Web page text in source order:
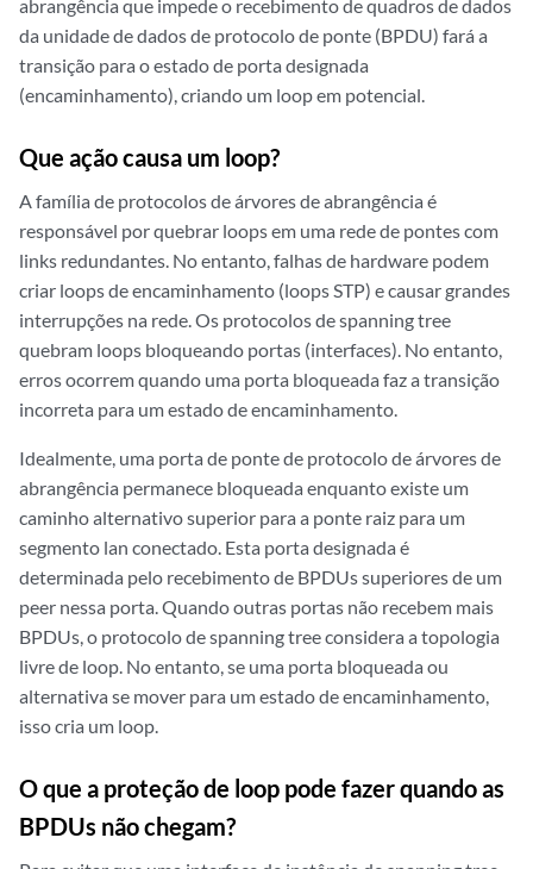
abrangência que impede o recebimento de quadros de dados
da unidade de dados de protocolo de ponte (BPDU) fará a
transição para o estado de porta designada
(encaminhamento), criando um loop em potencial.
Que ação causa um loop?
A família de protocolos de árvores de abrangência é
responsável por quebrar loops em uma rede de pontes com
links redundantes. No entanto, falhas de hardware podem
criar loops de encaminhamento (loops STP) e causar grandes
interrupções na rede. Os protocolos de spanning tree
quebram loops bloqueando portas (interfaces). No entanto,
erros ocorrem quando uma porta bloqueada faz a transição
incorreta para um estado de encaminhamento.
Idealmente, uma porta de ponte de protocolo de árvores de
abrangência permanece bloqueada enquanto existe um
caminho alternativo superior para a ponte raiz para um
segmento lan conectado. Esta porta designada é
determinada pelo recebimento de BPDUs superiores de um
peer nessa porta. Quando outras portas não recebem mais
BPDUs, o protocolo de spanning tree considera a topologia
livre de loop. No entanto, se uma porta bloqueada ou
alternativa se mover para um estado de encaminhamento,
isso cria um loop.
O que a proteção de loop pode fazer quando as
BPDUs não chegam?